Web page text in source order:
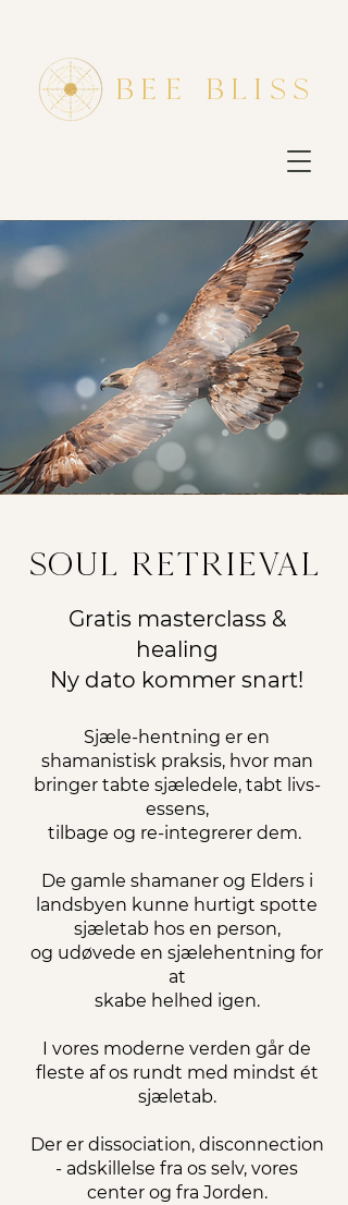
bee bliss
soul retrieval
Gratis masterclass &
healing
Ny dato kommer snart!
Sjæle-hentning er en
shamanistisk praksis, hvor man
bringer tabte sjæledele, tabt livs-
essens,
tilbage og re-integrerer dem.
De gamle shamaner og Elders i
landsbyen kunne hurtigt spotte
sjæletab hos en person,
og udøvede en sjælehentning for
at
skabe helhed igen.
I vores moderne verden går de
fleste af os rundt med mindst ét
sjæletab.
Der er dissociation, disconnection
- adskillelse fra os selv, vores
center og fra Jorden.